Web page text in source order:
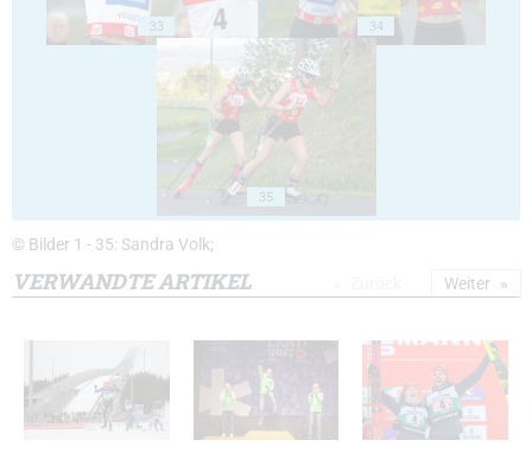
33 34
35
© Bilder 1 - 35: Sandra Volk;
VERWANDTE ARTIKEL Weiter